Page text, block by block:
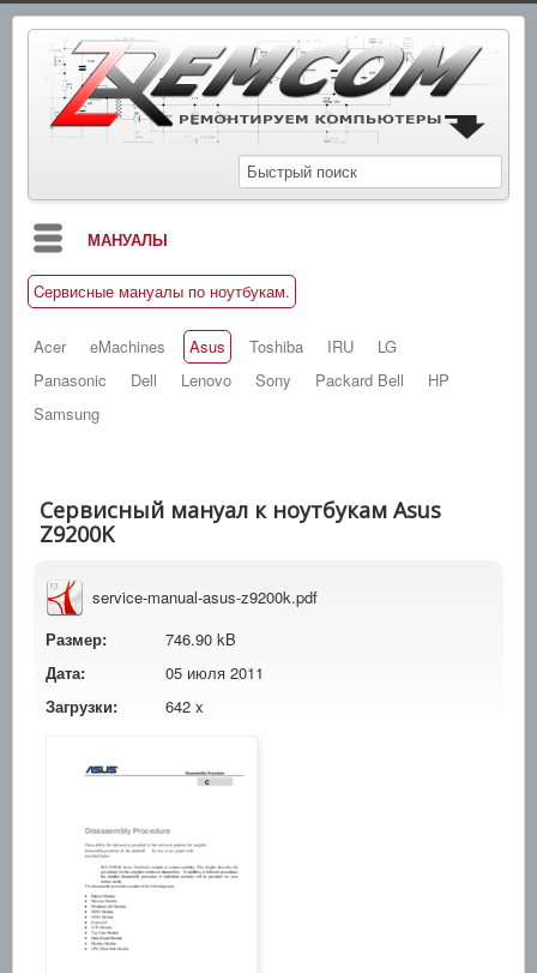
МАНУАЛЫ
БЛОГ
СХЕМЫ
СПРАВОЧНИКИ
ПОИСК
Cервисные мануалы по ноутбукам.
Acer eMachines Asus Toshiba IRU
LG
Panasonic
Dell Lenovo Sony Packard Bell
HP
Samsung
Сервисный мануал к ноутбукам Asus
Z9200K
service-manual-asus-z9200k.pdf
Размер:
746.90 kB
Дата:
05 июля 2011
Загрузки:
642 x